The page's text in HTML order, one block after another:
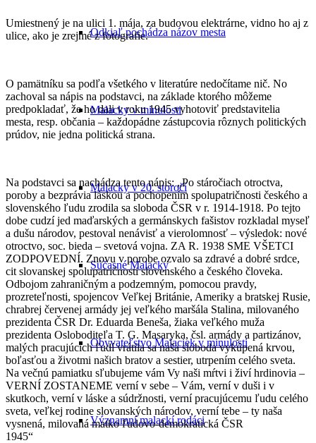
Odkiaľ pochádza názov mesta
Malacky v minulosti
Malacky v 20. storočí
Súčasné Malacky
Obyvateľstvo Malaciek v minulosti
Významní malackí rodáci
Umiestnený je na ulici 1. mája, za budovou elektrárne, vidno ho aj z
ulice, ako je zrejmé z fotografie.
O pamätníku sa podľa všetkého v literatúre nedočítame nič. No
zachoval sa nápis na podstavci, na základe ktorého môžeme
predpokladať, že ho dali v roku 1945 vyhotoviť predstavitelia
mesta, resp. občania – každopádne zástupcovia rôznych politických
prúdov, nie jedna politická strana.
Na podstavci sa nachádza tento nápis: „Po stáročiach otroctva,
poroby a bezprávia láskou a pochopením spolupatričnosti českého a
slovenského ľudu zrodila sa sloboda ČSR v r. 1914-1918. Po tejto
dobe cudzí jed maďarských a germánskych fašistov rozkladal myseľ
a dušu národov, pestoval nenávisť a vierolomnosť – výsledok: nové
otroctvo, soc. bieda – svetová vojna. ZA R. 1938 SME VŠETCI
ZODPOVEDNÍ. Znovu v porobe ozvalo sa zdravé a dobré srdce,
cit slovanskej spolupatričnosti slovenského a českého človeka.
Odbojom zahraničným a podzemným, pomocou pravdy,
prozreteľnosti, spojencov Veľkej Británie, Ameriky a bratskej Rusie,
chrabrej červenej armády jej veľkého maršála Stalina, milovaného
prezidenta ČSR Dr. Eduarda Beneša, žiaka veľkého muža
prezidenta Osloboditeľa T. G. Masaryka, čsl. armády a partizánov,
malých pracujúcich ľudí vrátila sa naša sloboda vykúpená krvou,
boľasťou a životmi našich bratov a sestier, utrpením celého sveta.
Na večnú pamiatku sľubujeme vám Vy naši mŕtvi i živí hrdinovia –
VERNÍ ZOSTANEME verní v sebe – Vám, verní v duši i v
skutkoch, verní v láske a súdržnosti, verní pracujúcemu ľudu celého
sveta, veľkej rodine slovanských národov, verní tebe – ty naša
vysnená, milovaná matko ľudovo-demokratická ČSR
1945“